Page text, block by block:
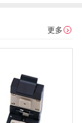
更多